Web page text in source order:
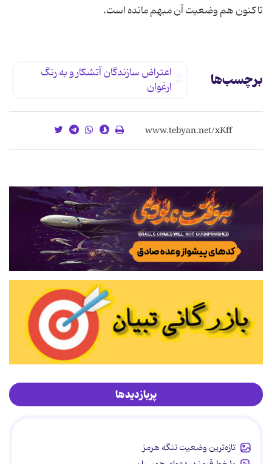
برچسب‌ها
اعتراض سازندگان آتشکار و به رنگ
ارغوان
پربازدیدها
تازه‌ترین وضعیت تنگه هرمز